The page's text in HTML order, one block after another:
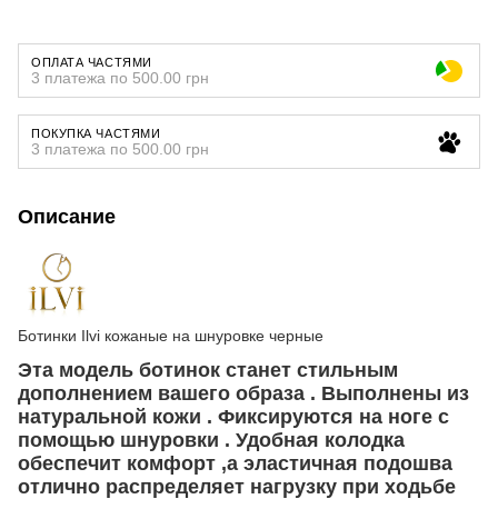
ОПЛАТА ЧАСТЯМИ
3 платежа по 500.00 грн
ПОКУПКА ЧАСТЯМИ
3 платежа по 500.00 грн
Описание
Ботинки Ilvi кожаные на шнуровке черные
Эта модель ботинок станет стильным
дополнением вашего образа . Выполнены из
натуральной кожи . Фиксируются на ноге с
помощью шнуровки . Удобная колодка
обеспечит комфорт ,а эластичная подошва
отлично распределяет нагрузку при ходьбе